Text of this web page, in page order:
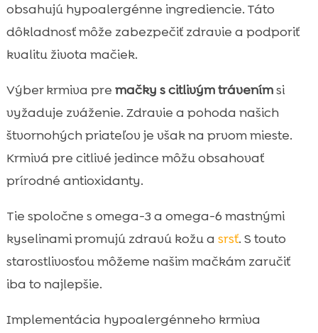
obsahujú hypoalergénne ingrediencie. Táto
dôkladnosť môže zabezpečiť zdravie a podporiť
kvalitu života mačiek.
Výber krmiva pre mačky s citlivým trávenímsi
vyžaduje zváženie. Zdravie a pohoda našich
štvornohých priateľov je však na prvom mieste.
Krmivá pre citlivé jedince môžu obsahovať
prírodné antioxidanty.
Tie spoločne s omega-3 a omega-6 mastnými
kyselinami promujú zdravú kožu a srsť. S touto
starostlivosťou môžeme našim mačkám zaručiť
iba to najlepšie.
Implementácia hypoalergénneho krmiva